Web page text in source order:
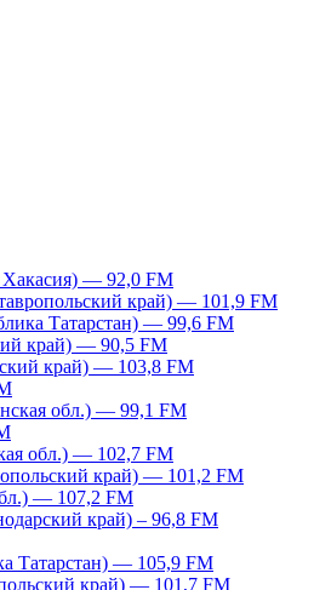
Хакасия) — 92,0 FM
край) — 101,9 FM
Татарстан) — 99,6 FM
край) — 90,5 FM
край) — 103,8 FM
обл.) — 99,1 FM
обл.) — 102,7 FM
край) — 101,2 FM
— 107,2 FM
край) – 96,8 FM
Татарстан) — 105,9 FM
край) — 101,7 FM